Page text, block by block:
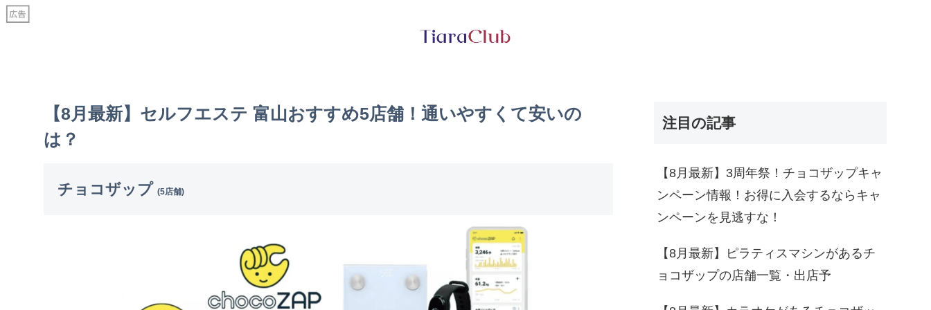
【8月最新】セルフエステ 富山おすすめ5店舗！通いやすくて安いの
は？
チョコザップ (5店舗)
注目の記事
【8月最新】3周年祭！チョコザップキャ
ンペーン情報！お得に入会するならキャ
ンペーンを見逃すな！
【8月最新】ピラティスマシンがあるチ
ョコザップの店舗一覧・出店予